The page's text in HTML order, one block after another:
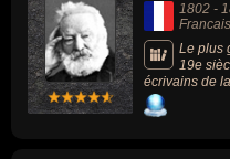
1802 -
Francais
Le plus
19e
écrivains de
Grand
Misérables »